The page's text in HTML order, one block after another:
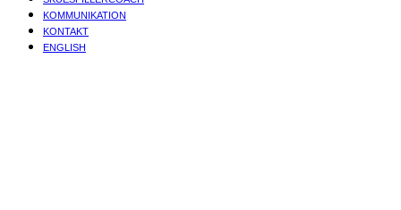
KOMMUNIKATION
KONTAKT
ENGLISH